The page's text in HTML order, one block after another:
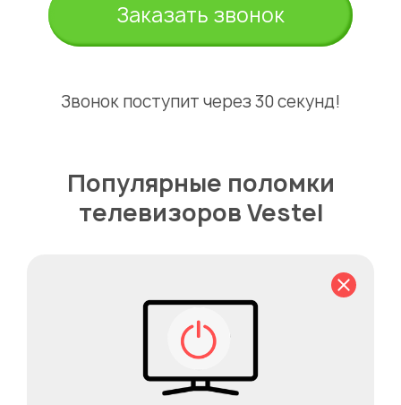
Заказать звонок
Звонок поступит через 30 секунд!
Популярные поломки
телевизоров Vestel